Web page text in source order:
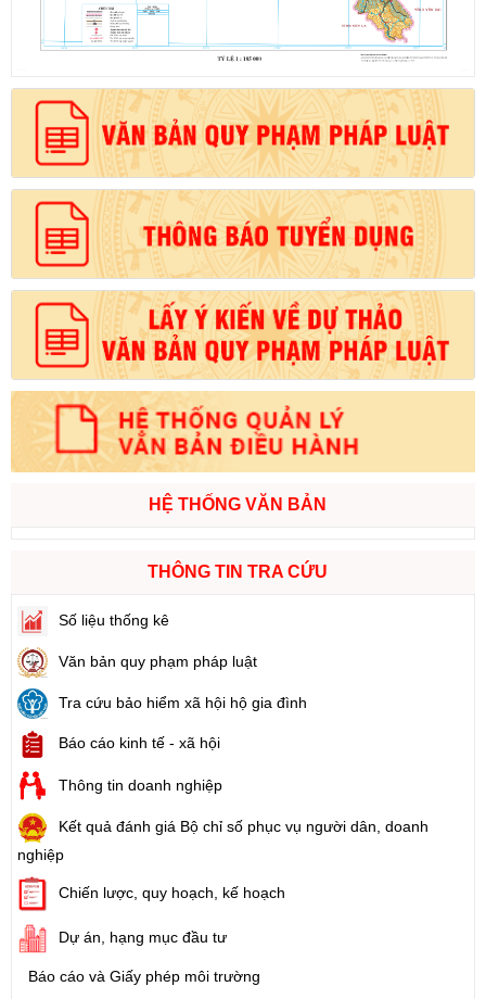
HỆ THỐNG VĂN BẢN
THÔNG TIN TRA CỨU
Số liệu thống kê
Văn bản quy phạm pháp luật
Tra cứu bảo hiểm xã hội hộ gia đình
Báo cáo kinh tế - xã hội
Thông tin doanh nghiệp
Kết quả đánh giá Bộ chỉ số phục vụ người dân, doanh
nghiệp
Chiến lược, quy hoạch, kế hoạch
Dự án, hạng mục đầu tư
Báo cáo và Giấy phép môi trường